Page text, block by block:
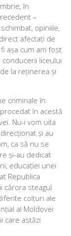
în
–
opiniile,
afectați de
așa cum am fost
liceului
la reținerea și
criminale în
în acestă
Nu-i vom uita
și au
ca să nu se
și-au dedicat
educației unei
Republica
cărora steagul
colțuri ale
al Moldovei
care astăzi